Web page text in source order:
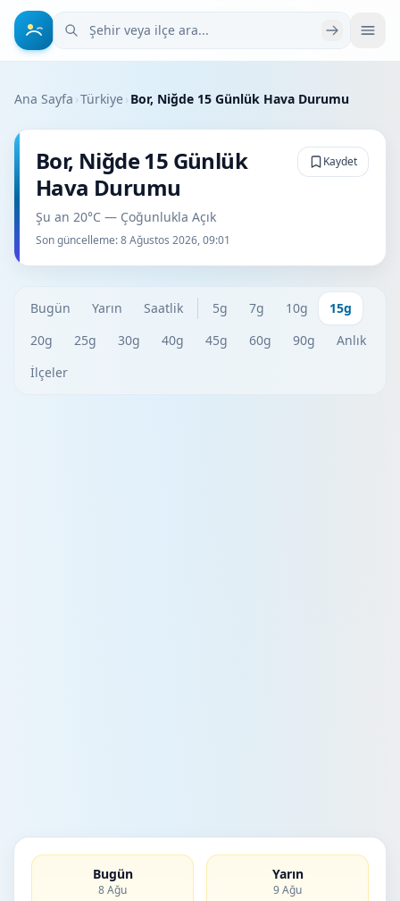
Şehir veya ilçe ara
Ana Sayfa ›Türkiye› Bor, Niğde 15 Günlük Hava Durumu
Bor, Niğde 15 Günlük
Hava Durumu
Şu an 20°C — Çoğunlukla Açık
Son güncelleme:8 Ağustos 2026, 09:01
Kaydet
Bugün Yarın Saatlik 5g 7g 10g
15g
20g
25g 30g 40g 45g 60g 90g
Anlık
İlçeler
Bugün
8 Ağu
Yarın
9 Ağu